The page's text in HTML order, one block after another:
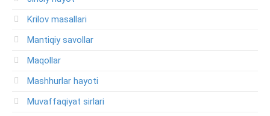
Krilov masallari
Mantiqiy savollar
Maqollar
Mashhurlar hayoti
Muvaffaqiyat sirlari